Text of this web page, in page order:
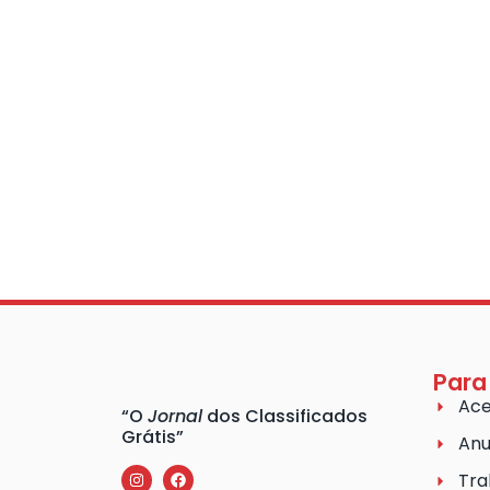
“O Jornaldos Classificados
Grátis”